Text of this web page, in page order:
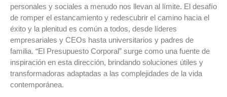
personales y sociales a menudo nos llevan al límite. El desafío
de romper el estancamiento y redescubrir el camino hacia el
éxito y la plenitud es común a todos, desde líderes
empresariales y CEOs hasta universitarios y padres de
familia. “El Presupuesto Corporal” surge como una fuente de
inspiración en esta dirección, brindando soluciones útiles y
transformadoras adaptadas a las complejidades de la vida
contemporánea.